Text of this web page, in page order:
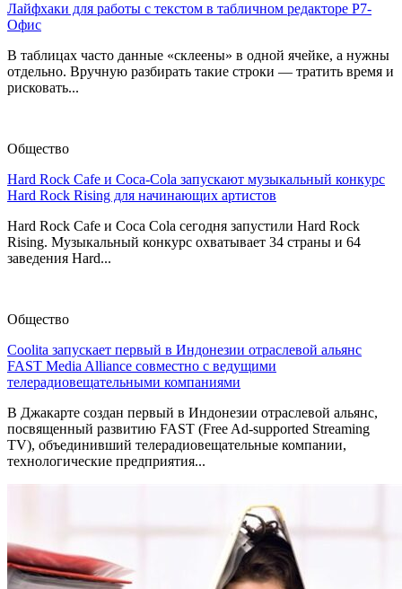
Лайфхаки для работы с текстом в табличном редакторе Р7-
Офис
В таблицах часто данные «склеены» в одной ячейке, а нужны
отдельно. Вручную разбирать такие строки — тратить время и
рисковать...
Общество
Hard Rock Cafe и Coca-Cola запускают музыкальный конкурс
Hard Rock Rising для начинающих артистов
Hard Rock Cafe и Coca Cola сегодня запустили Hard Rock
Rising. Музыкальный конкурс охватывает 34 страны и 64
заведения Hard...
Общество
Coolita запускает первый в Индонезии отраслевой альянс
FAST Media Alliance совместно с ведущими
телерадиовещательными компаниями
В Джакарте создан первый в Индонезии отраслевой альянс,
посвященный развитию FAST (Free Ad-supported Streaming
TV), объединивший телерадиовещательные компании,
технологические предприятия...